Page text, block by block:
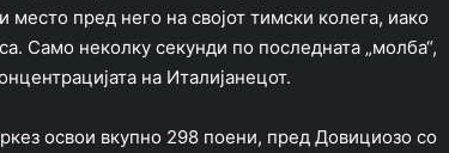
пред него на својот тимски колега, иако
Само неколку секунди по последната „молба“,
на Италијанецот.
освои вкупно 298 поени, пред Довициозо со